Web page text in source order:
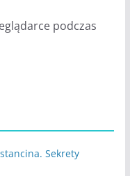
podczas
Sekrety